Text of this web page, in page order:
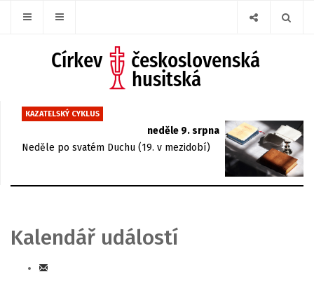
KAZATELSKÝ CYKLUS
neděle 9. srpna
Neděle po svatém Duchu (19. v mezidobí)
Kalendář událostí